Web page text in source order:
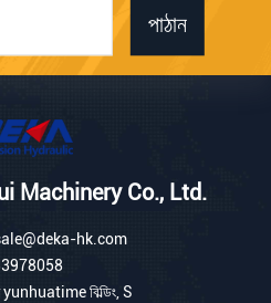
পাঠান
Machinery Co., Ltd.
hk.com
বিল্ডিং, S